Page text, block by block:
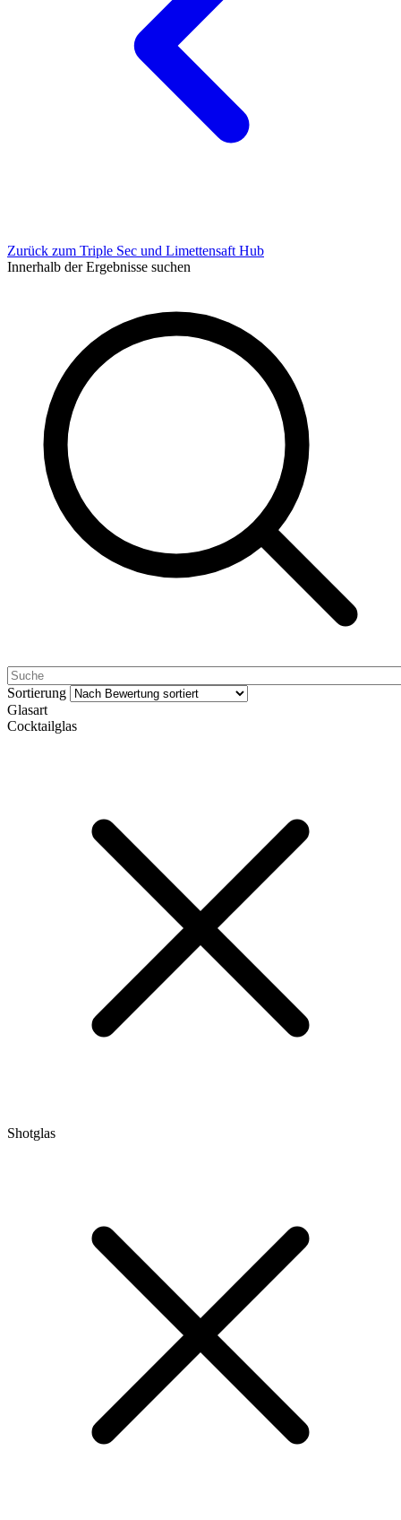
Zurück zum Triple Sec und Limettensaft Hub
Innerhalb der Ergebnisse suchen
Sortierung
Glasart
Cocktailglas
Shotglas